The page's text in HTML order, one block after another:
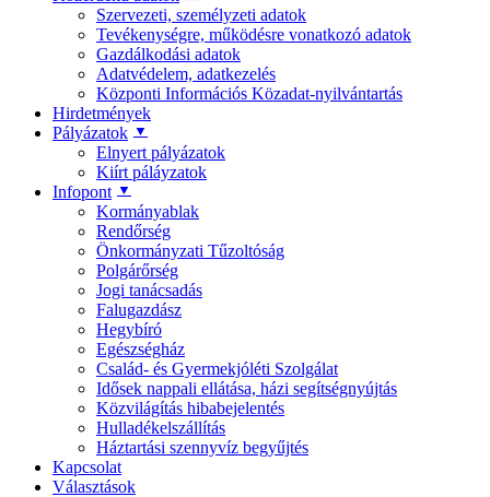
Szervezeti, személyzeti adatok
Tevékenységre, működésre vonatkozó adatok
Gazdálkodási adatok
Adatvédelem, adatkezelés
Központi Információs Közadat-nyilvántartás
Hirdetmények
Pályázatok ▼
Elnyert pályázatok
Kiírt páláyzatok
Infopont ▼
Kormányablak
Rendőrség
Önkormányzati Tűzoltóság
Polgárőrség
Jogi tanácsadás
Falugazdász
Hegybíró
Egészségház
Család- és Gyermekjóléti Szolgálat
Idősek nappali ellátása, házi segítségnyújtás
Közvilágítás hibabejelentés
Hulladékelszállítás
Háztartási szennyvíz begyűjtés
Kapcsolat
Választások